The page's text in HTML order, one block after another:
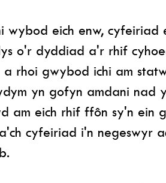
wybod eich enw,
o'r dyddiad a'r rhif
rhoi gwybod ichi am
yn gofyn amdani nad
am eich rhif ffôn sy'n ein
cyfeiriad i'n negeswyr